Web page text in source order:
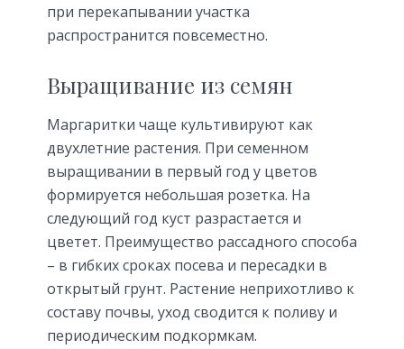
при перекапывании участка
распространится повсеместно.
Выращивание из семян
Маргаритки чаще культивируют как
двухлетние растения. При семенном
выращивании в первый год у цветов
формируется небольшая розетка. На
следующий год куст разрастается и
цветет. Преимущество рассадного способа
– в гибких сроках посева и пересадки в
открытый грунт. Растение неприхотливо к
составу почвы, уход сводится к поливу и
периодическим подкормкам.